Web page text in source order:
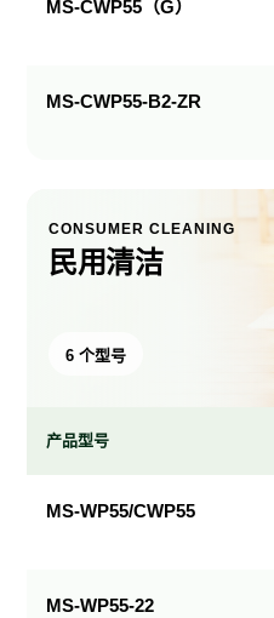
MS-CWP55（G）
MS-CWP55-B2-ZR
CONSUMER CLEANING
民用清洁
6 个型号
产品型号
MS-WP55/CWP55
MS-WP55-22